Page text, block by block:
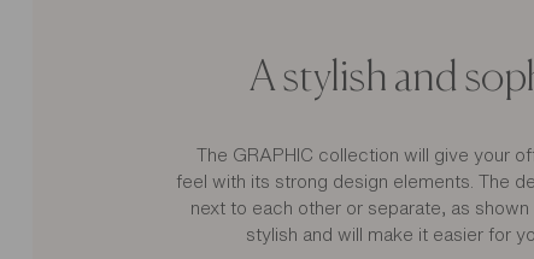
A stylish and
The GRAPHIC collection will give your
feel with its strong design elements. The
next to each other or separate, as
stylish and will make it easier for